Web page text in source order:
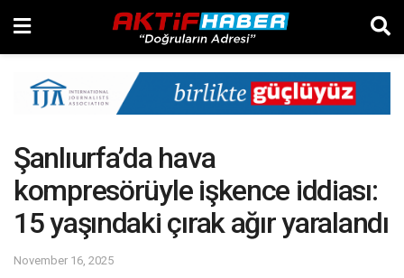
Şanlıurfa’da hava
kompresörüyle işkence iddiası:
15 yaşındaki çırak ağır yaralandı
November 16, 2025